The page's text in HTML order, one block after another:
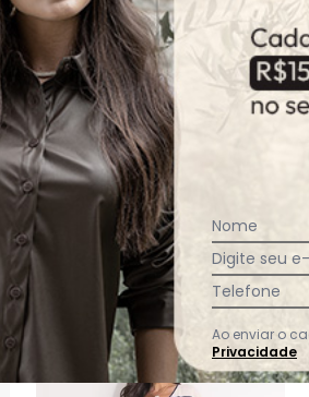
Ver todas as avaliações
Nome
Digite seu
Telefone
Ao enviar o
Privacidade